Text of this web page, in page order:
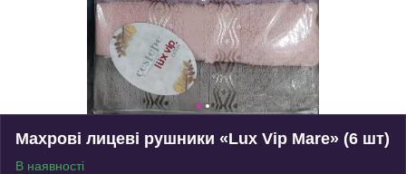
Махрові лицеві рушники «Lux Vip Mare» (6 шт)
В наявності